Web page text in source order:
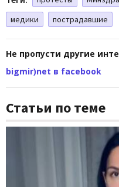
медики
пострадавшие
Не пропусти другие
bigmir)net в facebook
Статьи по теме